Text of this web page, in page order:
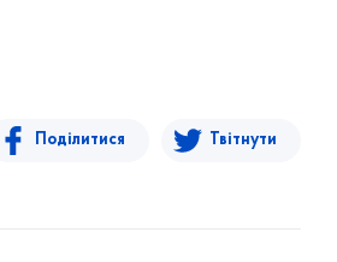
Поділитися Твітнути